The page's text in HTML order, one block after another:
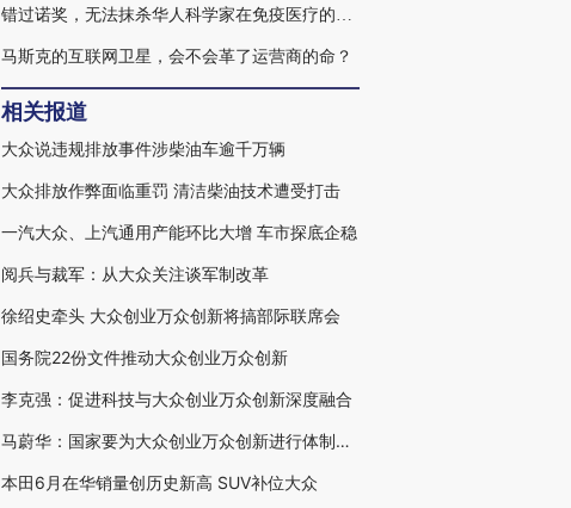
错过诺奖，无法抹杀华人科学家在免疫医疗的贡献
马斯克的互联网卫星，会不会革了运营商的命？
相关报道
大众说违规排放事件涉柴油车逾千万辆
大众排放作弊面临重罚 清洁柴油技术遭受打击
一汽大众、上汽通用产能环比大增 车市探底企稳
阅兵与裁军：从大众关注谈军制改革
徐绍史牵头 大众创业万众创新将搞部际联席会
国务院22份文件推动大众创业万众创新
李克强：促进科技与大众创业万众创新深度融合
马蔚华：国家要为大众创业万众创新进行体制改革
本田6月在华销量创历史新高 SUV补位大众